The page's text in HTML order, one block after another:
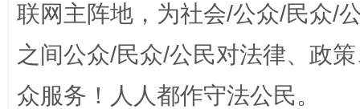
联网主阵地，为社会/公众/民众/
之间公众/民众/公民对法律、政
众服务！人人都作守法公民。